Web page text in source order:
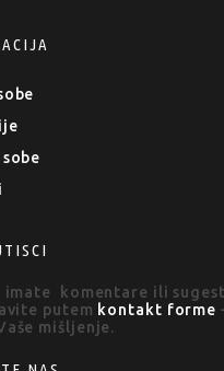
komentare ili
putem kontakt forme
mišljenje.